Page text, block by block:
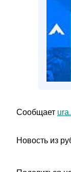
Сообщает
Новость из